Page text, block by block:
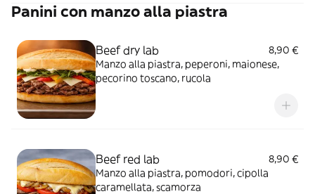
Panini con manzo alla piastra
Beef dry lab
8,90 €
Manzo alla piastra, peperoni, maionese,
pecorino toscano, rucola
Beef red lab
8,90 €
Manzo alla piastra, pomodori, cipolla
caramellata, scamorza